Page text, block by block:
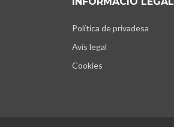
Política de privadesa
Avís legal
Cookies